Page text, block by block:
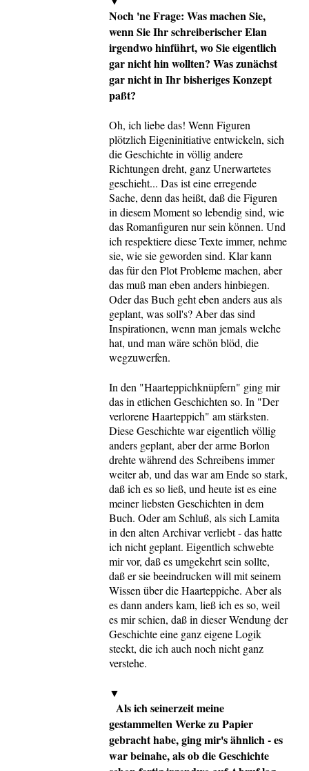
Noch 'ne Frage: Was machen Sie,
wenn Sie Ihr schreiberischer Elan
irgendwo hinführt, wo Sie eigentlich
gar nicht hin wollten? Was zunächst
gar nicht in Ihr bisheriges Konzept
paßt?
Oh, ich liebe das! Wenn Figuren
plötzlich Eigeninitiative entwickeln, sich
die Geschichte in völlig andere
Richtungen dreht, ganz Unerwartetes
geschieht... Das ist eine erregende
Sache, denn das heißt, daß die Figuren
in diesem Moment so lebendig sind, wie
das Romanfiguren nur sein können. Und
ich respektiere diese Texte immer, nehme
sie, wie sie geworden sind. Klar kann
das für den Plot Probleme machen, aber
das muß man eben anders hinbiegen.
Oder das Buch geht eben anders aus als
geplant, was soll's? Aber das sind
Inspirationen, wenn man jemals welche
hat, und man wäre schön blöd, die
wegzuwerfen.
In den "Haarteppichknüpfern" ging mir
das in etlichen Geschichten so. In "Der
verlorene Haarteppich" am stärksten.
Diese Geschichte war eigentlich völlig
anders geplant, aber der arme Borlon
drehte während des Schreibens immer
weiter ab, und das war am Ende so stark,
daß ich es so ließ, und heute ist es eine
meiner liebsten Geschichten in dem
Buch. Oder am Schluß, als sich Lamita
in den alten Archivar verliebt - das hatte
ich nicht geplant. Eigentlich schwebte
mir vor, daß es umgekehrt sein sollte,
daß er sie beeindrucken will mit seinem
Wissen über die Haarteppiche. Aber als
es dann anders kam, ließ ich es so, weil
es mir schien, daß in dieser Wendung der
Geschichte eine ganz eigene Logik
steckt, die ich auch noch nicht ganz
verstehe.
▼
Als ich seinerzeit meine
gestammelten Werke zu Papier
gebracht habe, ging mir's ähnlich - es
war beinahe, als ob die Geschichte